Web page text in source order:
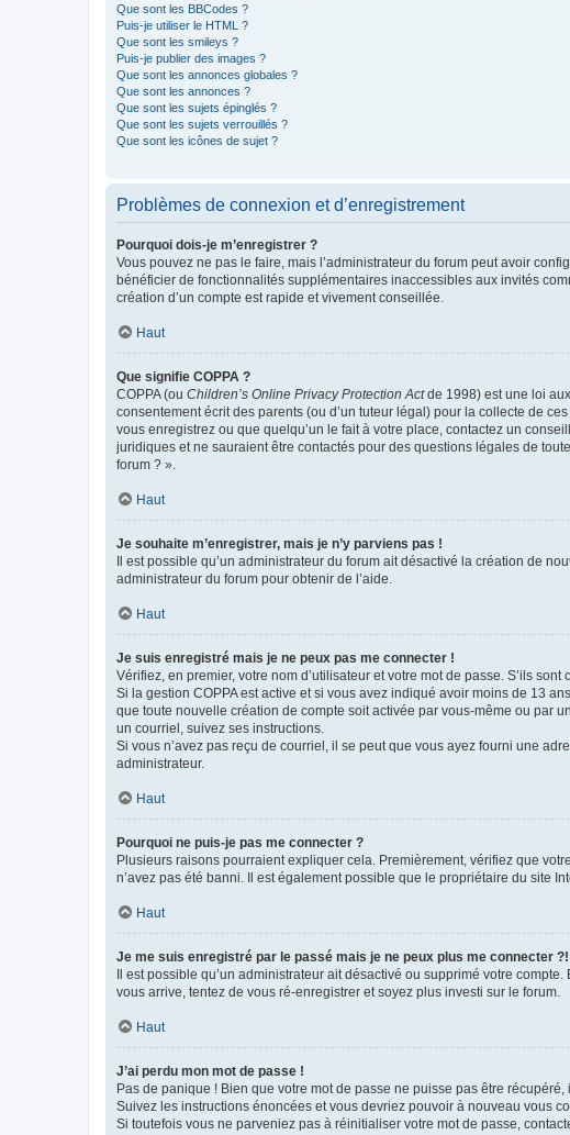
Que sont les BBCodes ?
Puis-je utiliser le HTML ?
Que sont les smileys ?
Puis-je publier des images ?
Que sont les annonces globales ?
Que sont les annonces ?
Que sont les sujets épinglés ?
Que sont les sujets verrouillés ?
Que sont les icônes de sujet ?
Problèmes de connexion et d’enregistrement
Pourquoi dois-je m’enregistrer ?
Vous pouvez ne pas le faire, mais l’administrateur du forum peut avoir
bénéficier de fonctionnalités supplémentaires inaccessibles aux invités
création d’un compte est rapide et vivement conseillée.
Haut
Que signifie COPPA ?
COPPA (ou Children’s Online Privacy Protection Actde 1998) est une loi
consentement écrit des parents (ou d’un tuteur légal) pour la collecte de
vous enregistrez ou que quelqu’un le fait à votre place, contactez un
juridiques et ne sauraient être contactés pour des questions légales de
forum ? ».
Haut
Je souhaite m’enregistrer, mais je n’y parviens pas !
Il est possible qu’un administrateur du forum ait désactivé la création de
administrateur du forum pour obtenir de l’aide.
Haut
Je suis enregistré mais je ne peux pas me connecter !
Vérifiez, en premier, votre nom d’utilisateur et votre mot de passe. S’ils
Si la gestion COPPA est active et si vous avez indiqué avoir moins de 13
que toute nouvelle création de compte soit activée par vous-même ou par
un courriel, suivez ses instructions.
Si vous n’avez pas reçu de courriel, il se peut que vous ayez fourni une
administrateur.
Haut
Pourquoi ne puis-je pas me connecter ?
Plusieurs raisons pourraient expliquer cela. Premièrement, vérifiez que
n’avez pas été banni. Il est également possible que le propriétaire du site
Haut
Je me suis enregistré par le passé mais je ne peux plus me connecter ?!
Il est possible qu’un administrateur ait désactivé ou supprimé votre
vous arrive, tentez de vous ré-enregistrer et soyez plus investi sur le forum.
Haut
J’ai perdu mon mot de passe !
Pas de panique ! Bien que votre mot de passe ne puisse pas être
Suivez les instructions énoncées et vous devriez pouvoir à nouveau vous
Si toutefois vous ne parveniez pas à réinitialiser votre mot de passe,